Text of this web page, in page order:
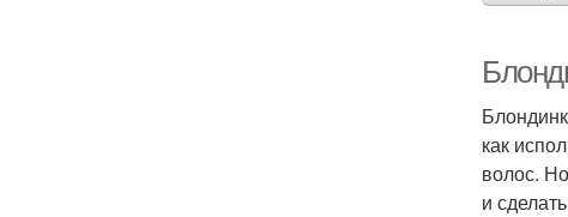
как
волос.
и